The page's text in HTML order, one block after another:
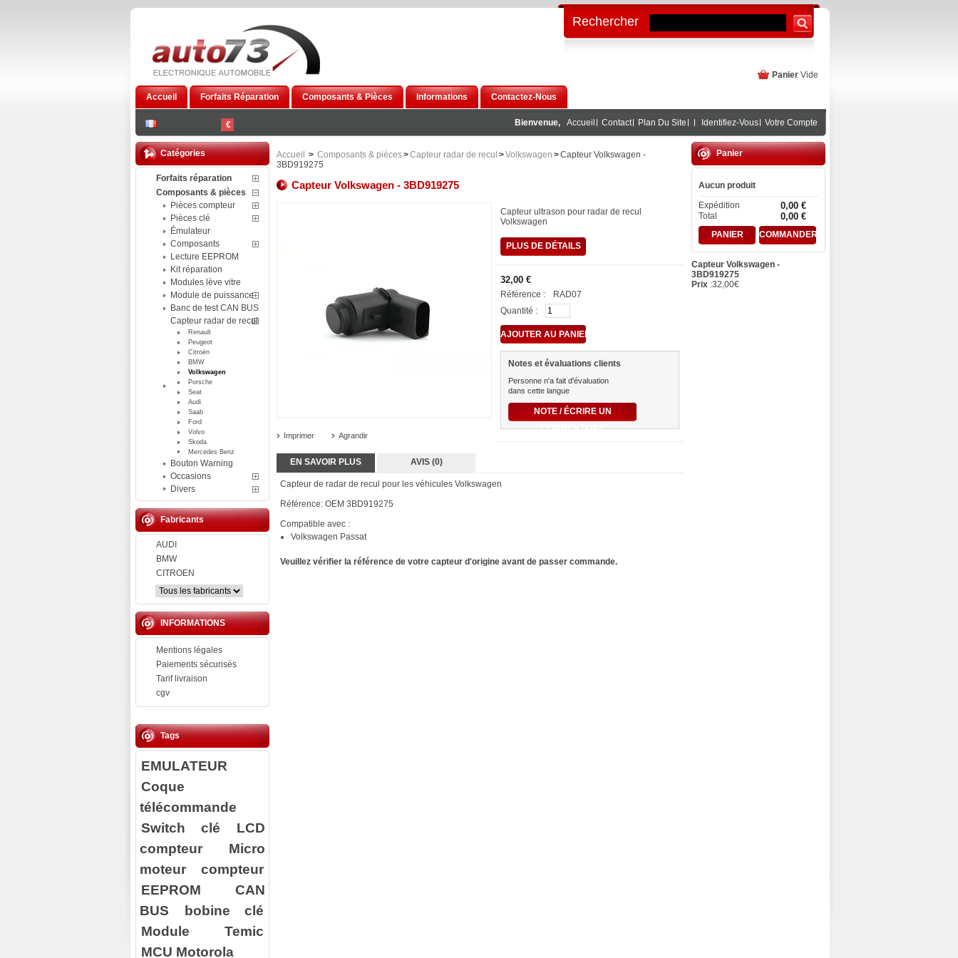
€
Accueil Forfaits Réparation Composants & Pièces Informations Contactez-Nous
Panier Vide
Bienvenue, Accueil Contact Plan Du Site Identifiez-Vous Votre Compte
Rechercher
Catégories
Forfaits réparation
Composants & pièces
Pièces compteur
Pièces clé
Émulateur
Composants
Lecture EEPROM
Kit réparation
Modules lève vitre
Module de puissance
Banc de test CAN BUS
Capteur radar de recul
Renault
Peugeot
Citroën
BMW
Volkswagen
Porsche
Seat
Audi
Saab
Ford
Volvo
Skoda
Mercedes Benz
Bouton Warning
Occasions
Divers
Fabricants
AUDI
BMW
CITROEN
INFORMATIONS
Mentions légales
Paiements sécurisés
Tarif livraison
cgv
Tags
EMULATEUR
Coque
télécommande
Switch clé
LCD
compteur
Micro
moteur compteur
EEPROM
CAN
BUS
bobine clé
Module Temic
MCU Motorola
Accueil > Composants & pièces>Capteur radar de recul >Volkswagen >Capteur Volkswagen -
3BD919275
Capteur Volkswagen - 3BD919275
Imprimer Agrandir
Capteur ultrason pour radar de recul
Volkswagen
PLUS DE DÉTAILS
32,00 €
Référence :
RAD07
Quantité :
Notes et évaluations clients
Personne n'a fait d'évaluation
dans cette langue
NOTE / ÉCRIRE UN
COMMENTAIRE
EN SAVOIR PLUS AVIS (0)
Capteur de radar de recul pour les véhicules Volkswagen
Référence: OEM 3BD919275
Compatible avec :
Volkswagen Passat
Veuillez vérifier la référence de votre capteur d'origine avant de passer commande.
Panier
Aucun produit
Expédition
0,00 €
Total 0,00 €
PANIER COMMANDER
Capteur Volkswagen -
3BD919275
Prix :32,00€